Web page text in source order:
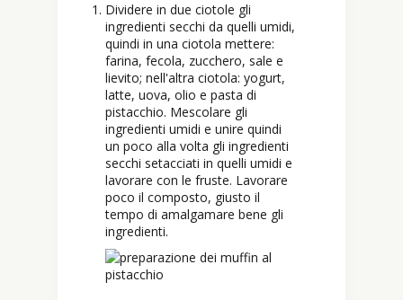
Dividere in due ciotole gli
ingredienti secchi da quelli umidi,
quindi in una ciotola mettere:
farina, fecola, zucchero, sale e
lievito; nell'altra ciotola: yogurt,
latte, uova, olio e pasta di
pistacchio. Mescolare gli
ingredienti umidi e unire quindi
un poco alla volta gli ingredienti
secchi setacciati in quelli umidi e
lavorare con le fruste. Lavorare
poco il composto, giusto il
tempo di amalgamare bene gli
ingredienti.